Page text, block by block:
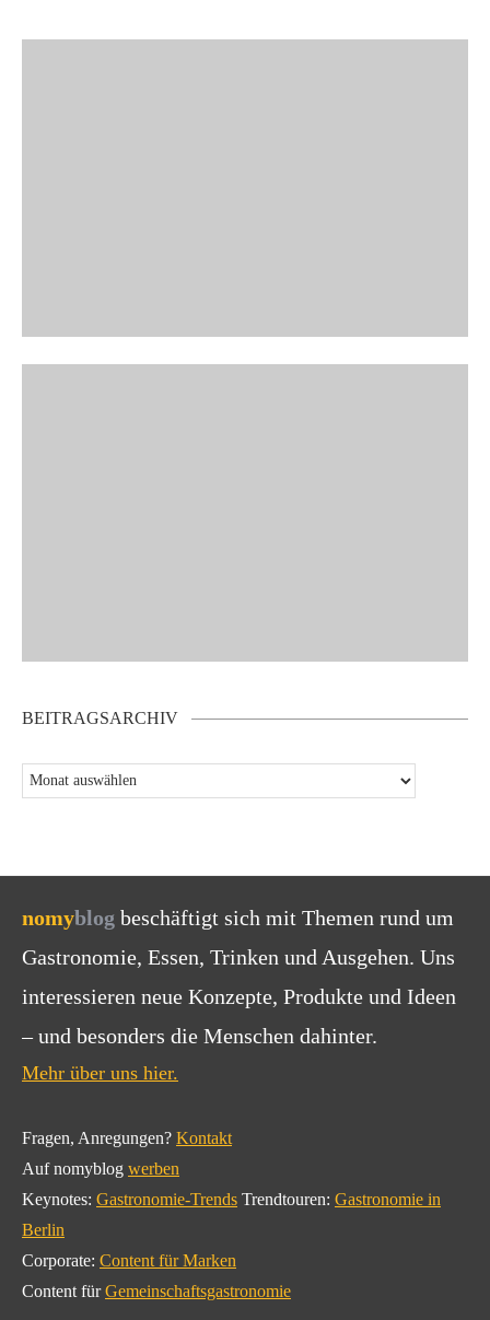
BEITRAGSARCHIV
nomyblog beschäftigt sich mit Themen rund um
Gastronomie, Essen, Trinken und Ausgehen. Uns
interessieren neue Konzepte, Produkte und Ideen
– und besonders die Menschen dahinter.
Mehr über uns hier.
Fragen, Anregungen? Kontakt
Auf nomyblog werben
Keynotes: Gastronomie-Trends Trendtouren: Gastronomie in
Berlin
Corporate: Content für Marken
Content fürGemeinschaftsgastronomie